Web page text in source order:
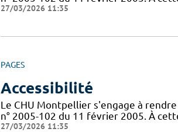
27/03/2026 11:35
PAGES
Accessibilité
Le CHU Montpellier s'engage à
n° 2005-102 du 11 février 2005. À
27/03/2026 11:35